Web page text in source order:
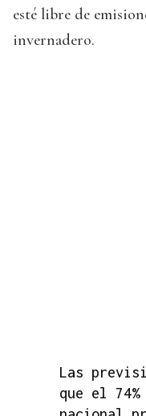
esté libre de
invernadero.
Las
que el